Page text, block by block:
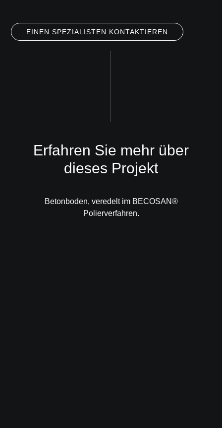
EINEN SPEZIALISTEN KONTAKTIEREN
Erfahren Sie mehr über
dieses Projekt
Betonboden, veredelt im BECOSAN®
Polierverfahren.